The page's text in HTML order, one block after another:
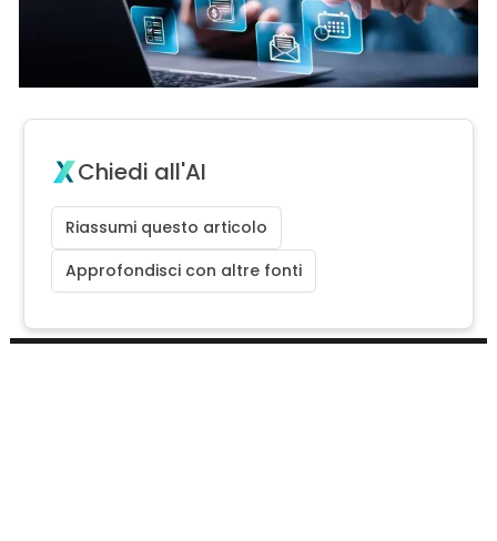
Chiedi all'AI
Riassumi questo articolo
Approfondisci con altre fonti